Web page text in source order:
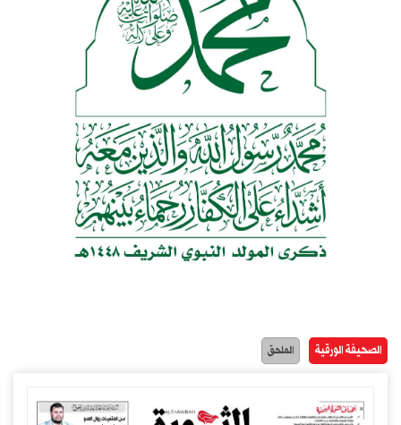
الصحيفة الورقية الملحق